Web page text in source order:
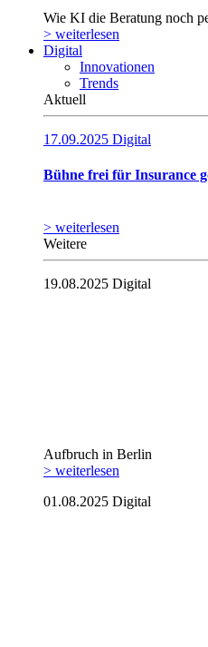
Wie KI die Beratung noch
> weiterlesen
Digital
Innovationen
Trends
Aktuell
17.09.2025 Digital
Bühne frei für Insurance
> weiterlesen
Weitere
19.08.2025 Digital
Aufbruch in Berlin
> weiterlesen
01.08.2025 Digital